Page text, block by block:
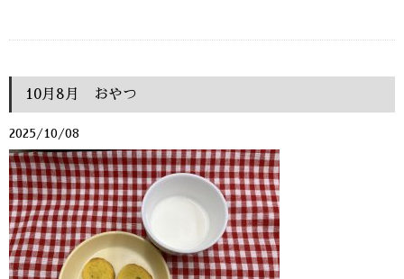
10月8月 おやつ
2025/10/08